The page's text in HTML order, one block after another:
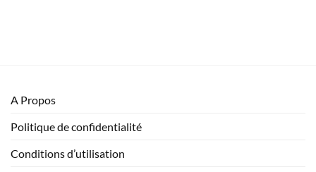
A Propos
Politique de confidentialité
Conditions d’utilisation